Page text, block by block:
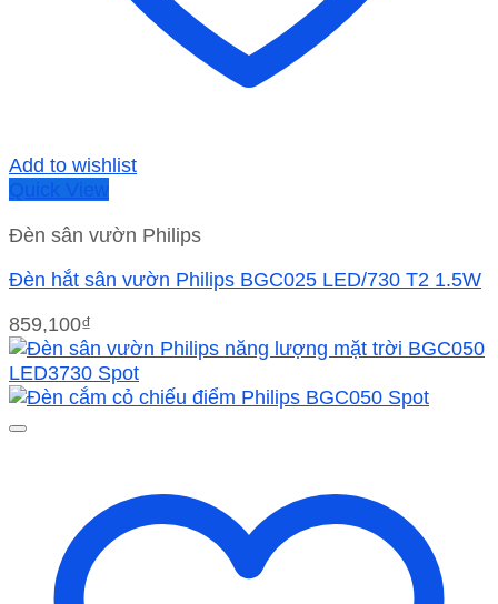
Add to wishlist
Quick View
Đèn sân vườn Philips
Đèn hắt sân vườn Philips BGC025 LED/730 T2 1.5W
859,100₫